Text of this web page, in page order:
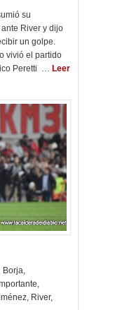
su
River y dijo
un golpe.
vivió el partido
Peretti … Leer
Borja,
,
, River,